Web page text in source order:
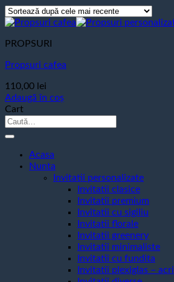
PROPSURI
Propsuri cafea
110,00 lei
Adaugă în coș
Cart
Caută
Acasa
Nunta
Invitatii personalizate
Invitatii clasice
Invitatii premium
Invitatii cu sigiliu
Invitatii florale
Invitatii greenery
Invitatii minimaliste
Invitatii cu fundita
Invitatii plexiglas – acril